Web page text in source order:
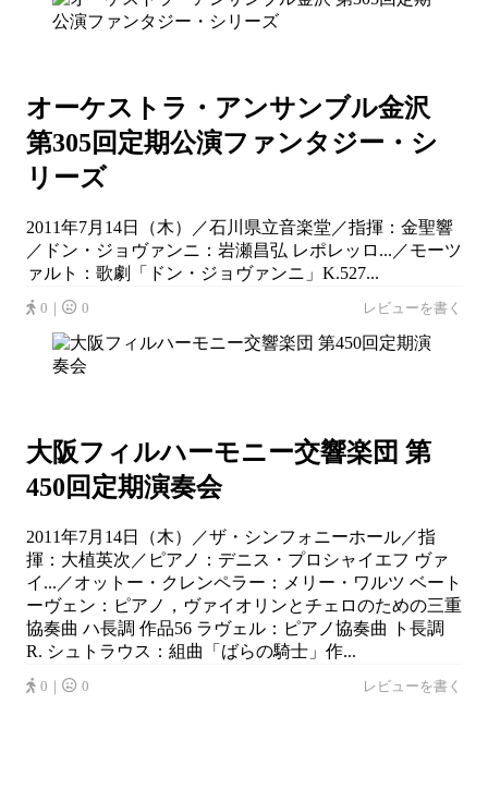
オーケストラ・アンサンブル金沢
第305回定期公演ファンタジー・シ
リーズ
2011年7月14日（木）／石川県立音楽堂／指揮：金聖響
／ドン・ジョヴァンニ：岩瀬昌弘 レポレッロ...／モーツ
ァルト：歌劇「ドン・ジョヴァンニ」K.527...
0｜ 0 レビューを書く
大阪フィルハーモニー交響楽団 第
450回定期演奏会
2011年7月14日（木）／ザ・シンフォニーホール／指
揮：大植英次／ピアノ：デニス・プロシャイエフ ヴァ
イ...／オットー・クレンペラー：メリー・ワルツ ベート
ーヴェン：ピアノ，ヴァイオリンとチェロのための三重
協奏曲 ハ長調 作品56 ラヴェル：ピアノ協奏曲 ト長調
R. シュトラウス：組曲「ばらの騎士」作...
0｜ 0 レビューを書く